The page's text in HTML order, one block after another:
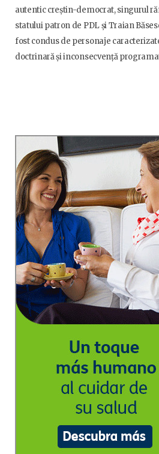
autentic creștin-democrat, singurul
statului patron de PDL și Traian
fost condus de personaje
doctrinară și inconsecvență